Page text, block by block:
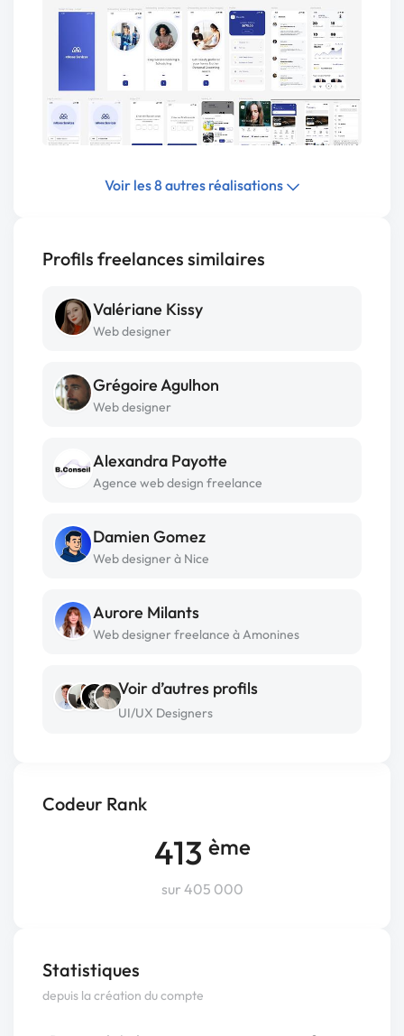
Codeur Rank
413 ème
sur 405 000
Statistiques
depuis la création du compte
Voir les 8 autres réalisations
Profils freelances similaires
Valériane Kissy
Web designer
Grégoire Agulhon
Web designer
Alexandra Payotte
Agence web design freelance
Damien Gomez
Web designer à Nice
Aurore Milants
Web designer freelance à Amonines
Voir d’autres profils
UI/UX Designers